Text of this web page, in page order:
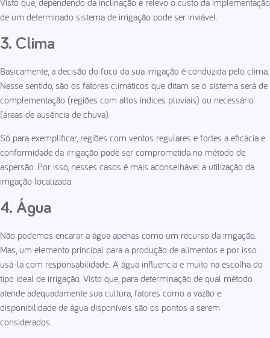
de um determinado sistema de irrigação pode ser inviável.
3. Clima
Basicamente, a decisão do foco da sua irrigação é conduzida pelo clima.
Nesse sentido, são os fatores climáticos que ditam se o sistema será de
complementação (regiões com altos índices pluviais) ou necessário
(áreas de ausência de chuva).
Só para exemplificar, regiões com ventos regulares e fortes a eficácia e
conformidade da irrigação pode ser comprometida no método de
aspersão. Por isso, nesses casos é mais aconselhável a utilização da
irrigação localizada.
4. Água
Não podemos encarar a água apenas como um recurso da irrigação.
Mas, um elemento principal para a produção de alimentos e por isso
usá-la com responsabilidade. A água influencia e muito na escolha do
tipo ideal de irrigação. Visto que, para determinação de qual método
atende adequadamente sua cultura, fatores como a vazão e
disponibilidade de água disponíveis são os pontos a serem
considerados.